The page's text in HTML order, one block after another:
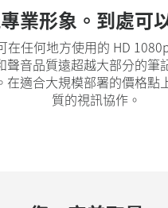
業形象。到處可
在任何地方使用的 HD
聲音品質遠超越大部分的筆
在適合大規模部署的價格點
質的視訊協作。